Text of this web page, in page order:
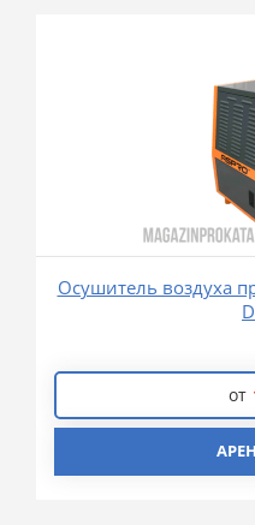
Осушитель воздуха
от